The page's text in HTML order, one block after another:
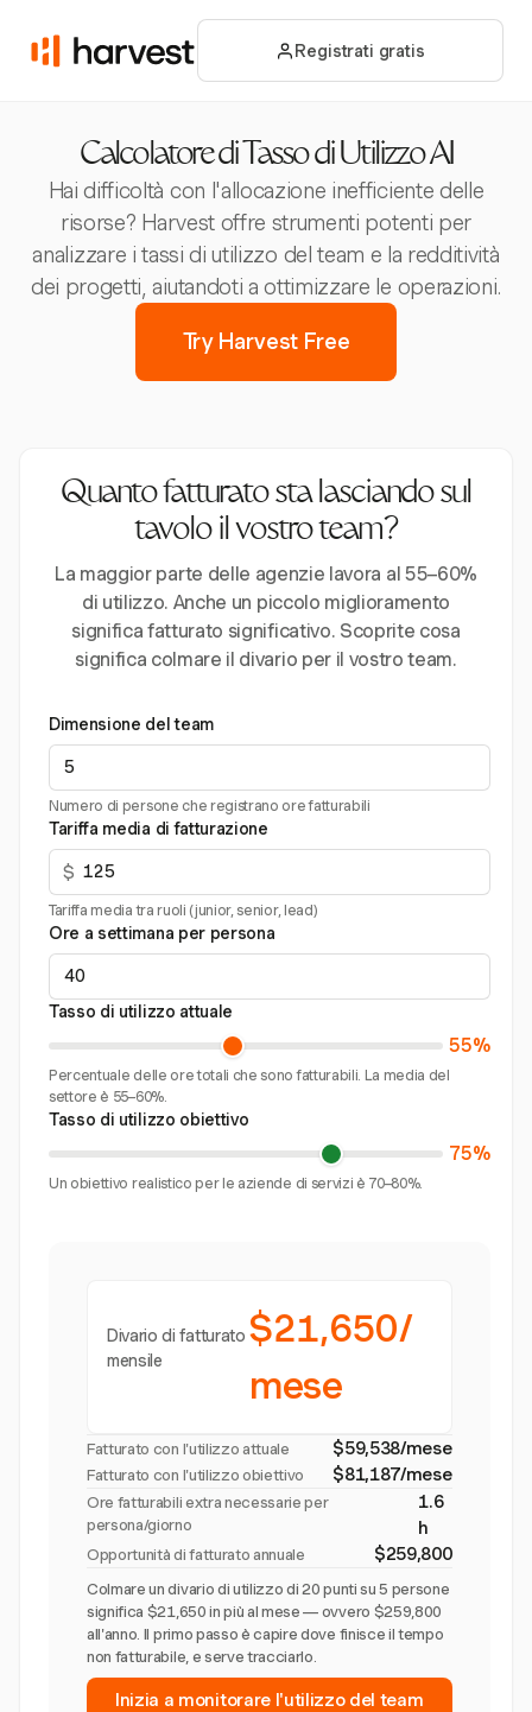
Registrati gratis
Calcolatore di Tasso di Utilizzo AI
Hai difficoltà con l'allocazione inefficiente delle
risorse? Harvest offre strumenti potenti per
analizzare i tassi di utilizzo del team e la redditività
dei progetti, aiutandoti a ottimizzare le operazioni.
Try Harvest Free
Quanto fatturato sta lasciando sul
tavolo il vostro team?
La maggior parte delle agenzie lavora al 55–60%
di utilizzo. Anche un piccolo miglioramento
significa fatturato significativo. Scoprite cosa
significa colmare il divario per il vostro team.
Dimensione del team
Numero di persone che registrano ore fatturabili
Tariffa media di fatturazione
$
Tariffa media tra ruoli (junior, senior, lead)
Ore a settimana per persona
Tasso di utilizzo attuale
55%
Percentuale delle ore totali che sono fatturabili. La media del
settore è 55–60%.
Tasso di utilizzo obiettivo
75%
Un obiettivo realistico per le aziende di servizi è 70–80%.
Divario di fatturato
mensile
$21,650/
mese
Fatturato con l'utilizzo attuale $59,538/mese
Fatturato con l'utilizzo obiettivo $81,187/mese
Ore fatturabili extra necessarie per
persona/giorno
1.6
h
Opportunità di fatturato annuale $259,800
Colmare un divario di utilizzo di 20 punti su 5 persone
significa $21,650 in più al mese — ovvero $259,800
all'anno. Il primo passo è capire dove finisce il tempo
non fatturabile, e serve tracciarlo.
Inizia a monitorare l'utilizzo del team